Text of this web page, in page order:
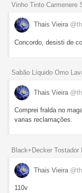
Vinho Tinto Carmenere
Thais Vieira
Concordo, desisti de
Sabão Líquido Omo
Thais Vieira
Comprei fralda no
varias reclamações.
Black+Decker Tostador
Thais Vieira
110v